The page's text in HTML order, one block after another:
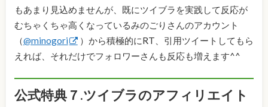
もあまり見込めませんが、既にツイブラを実践して反応が
むちゃくちゃ高くなっているみのごりさんのアカウント
（@minogori
）から積極的にRT、引用ツイートしてもら
えれば、それだけでフォロワーさんも反応も増えます^^
公式特典７.ツイブラのアフィリエイト